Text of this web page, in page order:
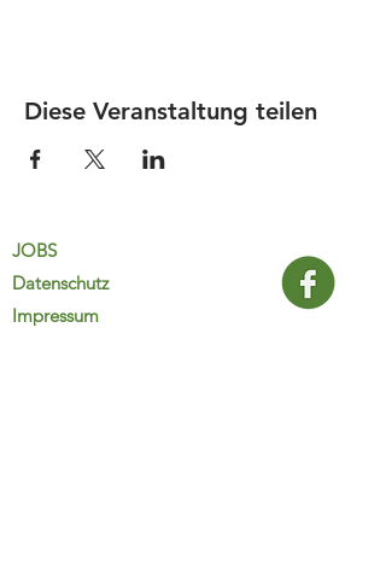
Diese Veranstaltung teilen
JOBS
Datenschutz
Impressum